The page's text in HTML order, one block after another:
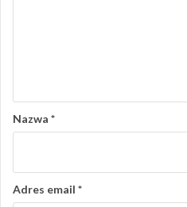
Nazwa *
Adres email *